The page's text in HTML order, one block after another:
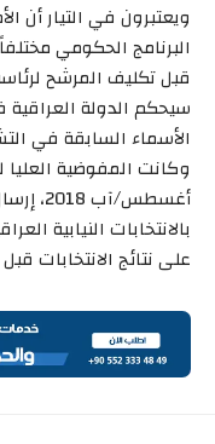
ويعتبرون في التيار أن
البرنامج الحكومي
قبل تكليف المرشح
سيحكم الدولة العراقية
الأسماء السابقة في
أغسطس/
بالانتخابات النيابية
على نتائج الانتخابات